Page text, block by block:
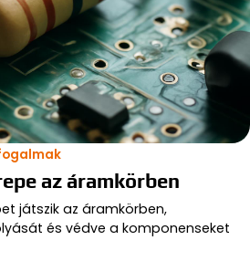
az áramkörben
játszik az áramkörben,
és védve a komponenseket